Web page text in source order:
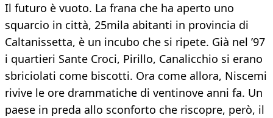
Il futuro è vuoto. La frana che ha aperto uno
squarcio in città, 25mila abitanti in provincia di
Caltanissetta, è un incubo che si ripete. Già nel ’97
i quartieri Sante Croci, Pirillo, Canalicchio si erano
sbriciolati come biscotti. Ora come allora, Niscemi
rivive le ore drammatiche di ventinove anni fa. Un
paese in preda allo sconforto che riscopre, però, il